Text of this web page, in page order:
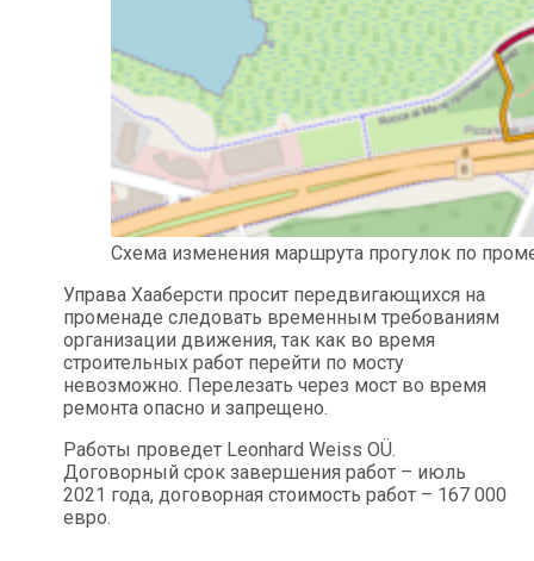
Схема изменения маршрута прогулок по
Управа Хааберсти просит передвигающихся на
променаде следовать временным требованиям
организации движения, так как во время
строительных работ перейти по мосту
невозможно. Перелезать через мост во время
ремонта опасно и запрещено.
Работы проведет Leonhard Weiss OÜ.
Договорный срок завершения работ – июль
2021 года, договорная стоимость работ – 167 000
евро.